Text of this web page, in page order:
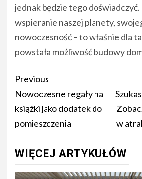
jednak będzie tego doświadczyć.
wspieranie naszej planety,
nowoczesność – to właśnie dla
powstała możliwość budowy
Post
navigation
Previous
Nowoczesne regały na
książki jako dodatek do
pomieszczenia
w
WIĘCEJ ARTYKUŁÓW